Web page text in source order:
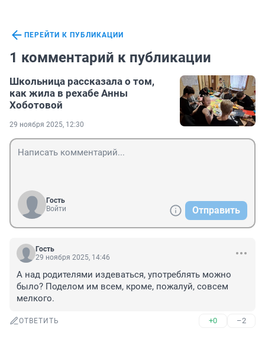
ПЕРЕЙТИ К ПУБЛИКАЦИИ
1 комментарий к публикации
Школьница рассказала о том,
как жила в рехабе Анны
Хоботовой
29 ноября 2025, 12:30
Гость
Войти
Отправить
Гость
29 ноября 2025, 14:46
А над родителями издеваться, употреблять можно
было? Поделом им всем, кроме, пожалуй, совсем
мелкого.
ОТВЕТИТЬ +0 –2